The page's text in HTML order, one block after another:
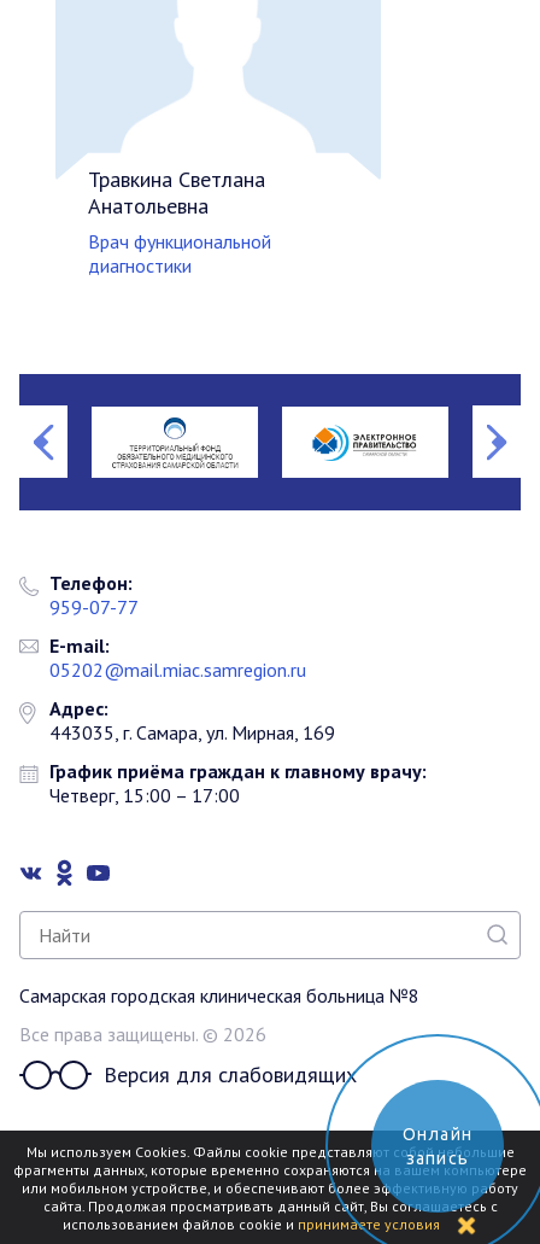
Травкина Светлана
Анатольевна
Врач функциональной
диагностики
Мы используем Cookies. Файлы cookie представляют собой небольшие
фрагменты данных, которые временно сохраняются на вашем компьютере
или мобильном устройстве, и обеспечивают более эффективную работу
сайта. Продолжая просматривать данный сайт, Вы соглашаетесь с
использованием файлов cookie и принимаете условия
Самарская городская клиническая больница №8
Все права защищены. © 2026
Версия для слабовидящих
Телефон:
959-07-77
E-mail:
05202@mail.miac.samregion.ru
Адрес:
443035, г. Самара, ул. Мирная, 169
График приёма граждан к главному врачу:
Четверг, 15:00 – 17:00
Разработка сайта
mediaidea
Онлайн
запись